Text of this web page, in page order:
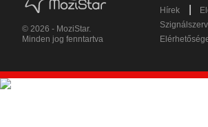
© 2026 - MoziStar.
Minden jog fenntartva
Hírek